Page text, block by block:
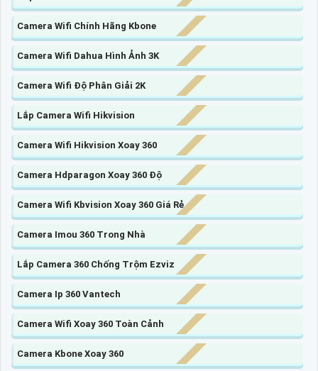
Camera Wifi Chính Hãng Kbone
Camera Wifi Dahua Hình Ảnh 3K
Camera Wifi Độ Phân Giải 2K
Lắp Camera Wifi Hikvision
Camera Wifi Hikvision Xoay 360
Camera Hdparagon Xoay 360 Độ
Camera Wifi Kbvision Xoay 360 Giá Rẻ
Camera Imou 360 Trong Nhà
Lắp Camera 360 Chống Trộm Ezviz
Camera Ip 360 Vantech
Camera Wifi Xoay 360 Toàn Cảnh
Camera Kbone Xoay 360